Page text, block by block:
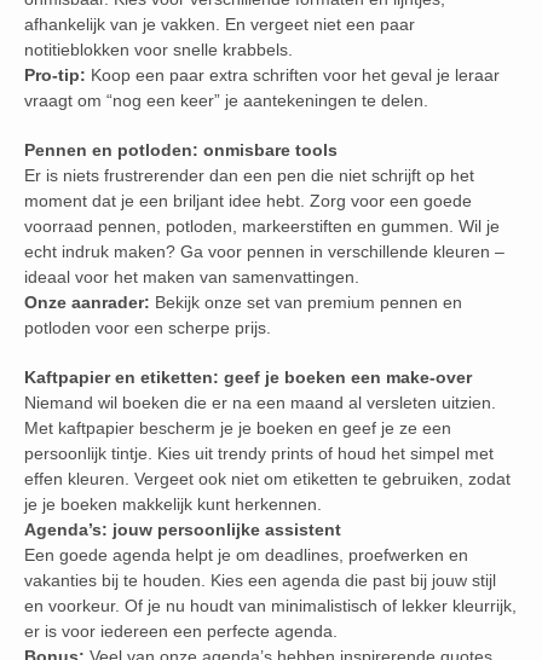
afhankelijk van je vakken. En vergeet niet een paar
notitieblokken voor snelle krabbels.
Pro-tip: Koop een paar extra schriften voor het geval je leraar
vraagt om “nog een keer” je aantekeningen te delen.
Pennen en potloden: onmisbare tools
Er is niets frustrerender dan een pen die niet schrijft op het
moment dat je een briljant idee hebt. Zorg voor een goede
voorraad pennen, potloden, markeerstiften en gummen. Wil je
echt indruk maken? Ga voor pennen in verschillende kleuren –
ideaal voor het maken van samenvattingen.
Onze aanrader: Bekijk onze set van premium pennen en
potloden voor een scherpe prijs.
Kaftpapier en etiketten: geef je boeken een make-over
Niemand wil boeken die er na een maand al versleten uitzien.
Met kaftpapier bescherm je je boeken en geef je ze een
persoonlijk tintje. Kies uit trendy prints of houd het simpel met
effen kleuren. Vergeet ook niet om etiketten te gebruiken, zodat
je je boeken makkelijk kunt herkennen.
Agenda’s: jouw persoonlijke assistent
Een goede agenda helpt je om deadlines, proefwerken en
vakanties bij te houden. Kies een agenda die past bij jouw stijl
en voorkeur. Of je nu houdt van minimalistisch of lekker kleurrijk,
er is voor iedereen een perfecte agenda.